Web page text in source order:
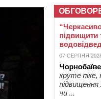
підвищити
07 СЕРПНЯ
круте
чи ...